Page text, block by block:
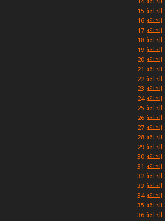
الحلقة 15
الحلقة 16
الحلقة 17
الحلقة 18
الحلقة 19
الحلقة 20
الحلقة 21
الحلقة 22
الحلقة 23
الحلقة 24
الحلقة 25
الحلقة 26
الحلقة 27
الحلقة 28
الحلقة 29
الحلقة 30
الحلقة 31
الحلقة 32
الحلقة 33
الحلقة 34
الحلقة 35
الحلقة 36